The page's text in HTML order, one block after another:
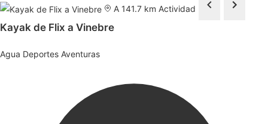
A 141.7 km Actividad
Kayak de Flix a Vinebre
Agua Deportes Aventuras